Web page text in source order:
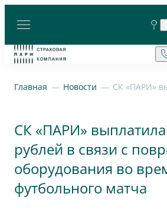
Главная Новости
СК «ПАРИ»
рублей в связи с
оборудования во
футбольного матча